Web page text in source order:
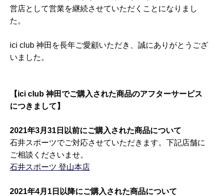
営店として営業を継続させていただくことになりまし
た。
ici club 神田を長年ご愛顧いただき、誠にありがとうござ
いました。
【ici club 神田でご購入された商品のアフターサービス
につきまして】
2021年3月31日以前にご購入された商品について
石井スポーツでご対応させていただきます。下記店舗に
ご相談くださいませ。
石井スポーツ 登山本店
2021年4月1日以降にご購入された商品について